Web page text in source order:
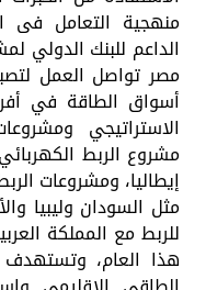
منهجية التعامل فى
الداعم للبنك الدولي
مصر تواصل العمل
أسواق الطاقة في
الاستراتيجي
مشروع الربط
إيطاليا، ومشروعات
مثل السودان وليبيا
للربط مع المملكة
هذا العام،